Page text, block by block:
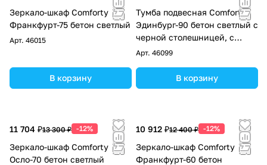
Зеркало-шкаф Comforty
Франкфурт-75 бетон светлый
Арт. 46015
В корзину
Тумба подвесная Comforty
Эдинбург-90 бетон светлый с
черной столешницей, с
раковиной Comforty T-Y9378
Арт. 46099
В корзину
11 704 ₽13 300 ₽ -12%
Зеркало-шкаф Comforty
Осло-70 бетон светлый
10 912 ₽12 400 ₽ -12%
Зеркало-шкаф Comforty
Франкфурт-60 бетон